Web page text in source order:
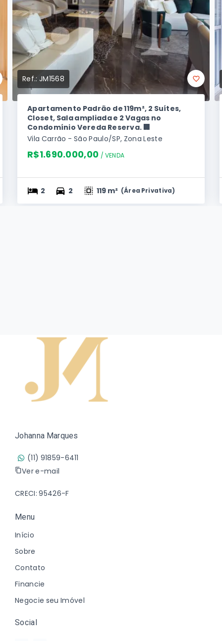
Ref.:JM1568
Apartamento Padrão de 119m², 2 Suítes,
Closet, Sala ampliada e 2 Vagas no
Condomínio Vereda Reserva. 🏢
Vila Carrão - São Paulo/SP, Zona Leste
R$1.690.000,00 / VENDA
2 2 119 m² (Área Privativa)
Johanna Marques
(11) 91859-6411
Ver e-mail
CRECI: 95426-F
Menu
Início
Sobre
Contato
Financie
Negocie seu Imóvel
Social